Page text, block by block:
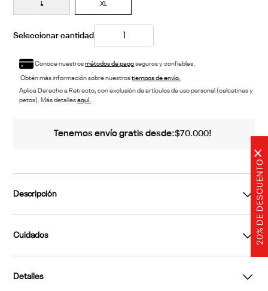
20% DE DESCUENTO
×
L XL
Conoce nuestrosmétodos de pagoseguros y confiables.
Obtén más información sobre nuestrostiempos de envío.
Aplica Derecho a Retracto, con exclusión de artículos de uso personal (calcetines y
petos). Más detallesaquí..
Tenemos envío gratis desde:$70.000!
Descripción
Cuidados
Detalles